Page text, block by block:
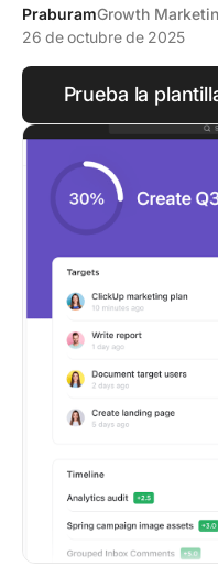
PraburamGrowth
26 de octubre de 2025
Prueba la